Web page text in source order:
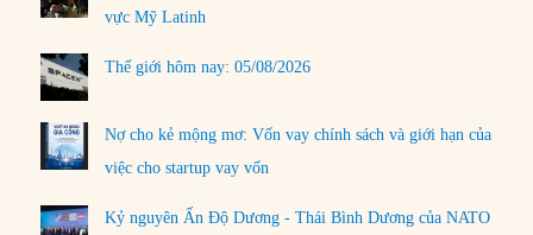
vực Mỹ Latinh
Thế giới hôm nay: 05/08/2026
Nợ cho kẻ mộng mơ: Vốn vay chính sách và giới hạn của
việc cho startup vay vốn
Kỷ nguyên Ấn Độ Dương - Thái Bình Dương của NATO